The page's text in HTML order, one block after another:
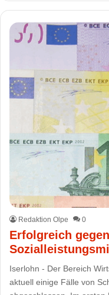
Redaktion Olpe 0
Erfolgreich
Iserlohn - Der Bereich
aktuell einige Fälle von